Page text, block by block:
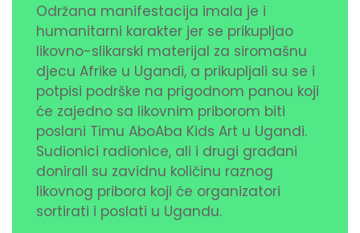
Održana manifestacija imala je i
humanitarni karakter jer se prikupljao
likovno-slikarski materijal za siromašnu
djecu Afrike u Ugandi, a prikupljali su se i
potpisi podrške na prigodnom panou koji
će zajedno sa likovnim priborom biti
poslani Timu AboAba Kids Art u Ugandi.
Sudionici radionice, ali i drugi građani
donirali su zavidnu količinu raznog
likovnog pribora koji će organizatori
sortirati i poslati u Ugandu.